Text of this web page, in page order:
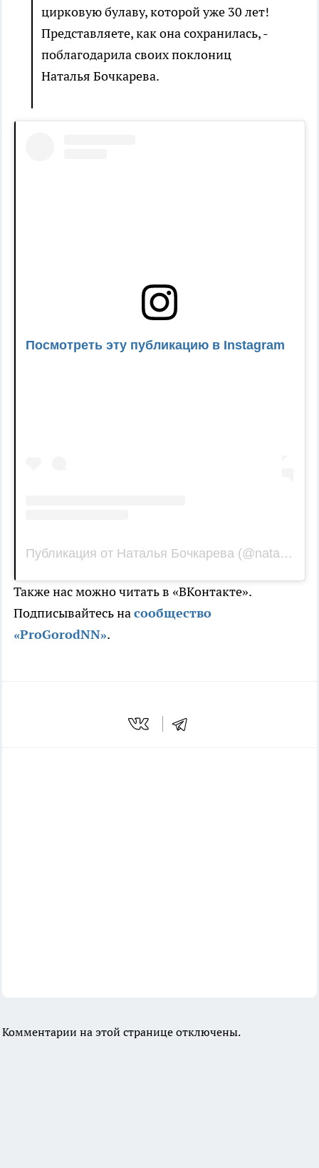
цирковую булаву, которой уже 30 лет!
Представляете, как она сохранилась, -
поблагодарила своих поклониц
Наталья Бочкарева.
Посмотреть эту публикацию в Instagram
Публикация от Наталья Бочкарева (@natalia_bochkareva_official)
Также нас можно читать в «ВКонтакте».
Подписывайтесь насообщество
«ProGorodNN».
Комментарии на этой странице отключены.